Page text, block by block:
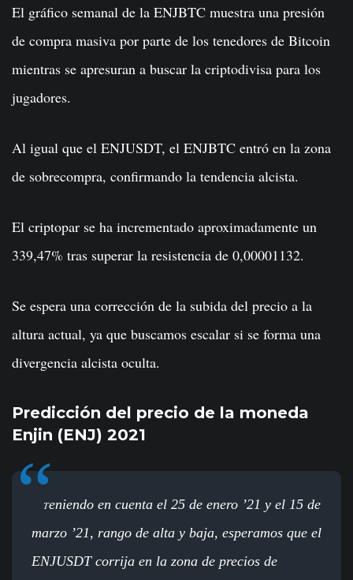
El gráfico semanal de la ENJBTC muestra una presión
de compra masiva por parte de los tenedores de Bitcoin
mientras se apresuran a buscar la criptodivisa para los
jugadores.
Al igual que el ENJUSDT, el ENJBTC entró en la zona
de sobrecompra, confirmando la tendencia alcista.
El criptopar se ha incrementado aproximadamente un
339,47% tras superar la resistencia de 0,00001132.
Se espera una corrección de la subida del precio a la
altura actual, ya que buscamos escalar si se forma una
divergencia alcista oculta.
Predicción del precio de la moneda
Enjin (ENJ) 2021
Teniendo en cuenta el 25 de enero ’21 y el 15 de
marzo ’21, rango de alta y baja, esperamos que el
ENJUSDT corrija en la zona de precios de